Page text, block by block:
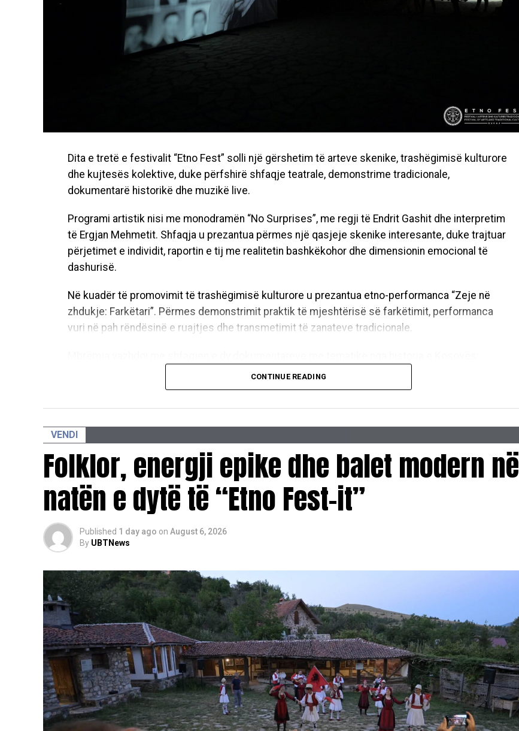
Dita e tretë e festivalit “Etno Fest” solli një gërshetim të arteve skenike, trashëgimisë kulturore
dhe kujtesës kolektive, duke përfshirë shfaqje teatrale, demonstrime tradicionale,
dokumentarë historikë dhe muzikë live.
Programi artistik nisi me monodramën “No Surprises”, me regji të Endrit Gashit dhe interpretim
të Ergjan Mehmetit. Shfaqja u prezantua përmes një qasjeje skenike interesante, duke trajtuar
përjetimet e individit, raportin e tij me realitetin bashkëkohor dhe dimensionin emocional të
dashurisë.
Në kuadër të promovimit të trashëgimisë kulturore u prezantua etno-performanca “Zeje në
zhdukje: Farkëtari”. Përmes demonstrimit praktik të mjeshtërisë së farkëtimit, performanca
vuri në pah rëndësinë e ruajtjes dhe transmetimit të zanateve tradicionale.
“Pesë lulet, një notë e humbur” me autor Fatlum Haziri: Dokumentar që trajton temën e
helmimeve të nxënësve në shkollat e Kosovës gjatë viteve ’90, i ndërtuar mbi dëshmi,
intervista dhe materiale arkivore.
Aktivitetet e ditës u përmbyllën me “Etno Nejën”, ku interpretoi grupi “Ardian Behrami CIPA &
CONTINUE READING
VENDI
Folklor, energji epike dhe balet modern në
natën e dytë të “Etno Fest-it”
Published 1 day ago on August 6, 2026
By UBTNews